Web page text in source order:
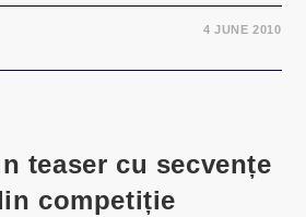
4 JUNE 2010
teaser cu secvențe
competiție